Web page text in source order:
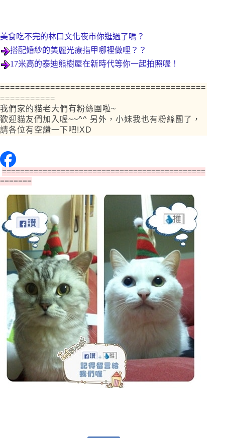
美食吃不完的林口文化夜市你逛過了嗎？
搭配婚紗的美麗光療指甲哪裡做哩？？
17米高的泰迪熊樹屋在新時代等你一起拍照喔！
=========================================
===========
我們家的貓老大們有粉絲團啦~
歡迎貓友們加入喔~~^^ 另外，小妹我也有粉絲團了，
請各位有空讚一下吧!XD
=============================================
=======